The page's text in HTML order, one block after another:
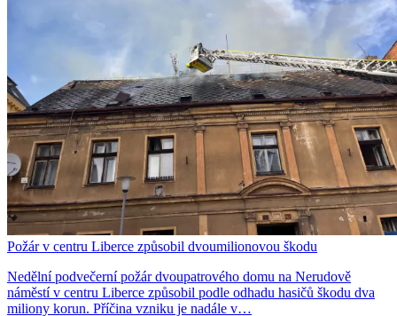
Požár v centru Liberce způsobil dvoumilionovou škodu
Nedělní podvečerní požár dvoupatrového domu na Nerudově
náměstí v centru Liberce způsobil podle odhadu hasičů škodu dva
miliony korun. Příčina vzniku je nadále v…